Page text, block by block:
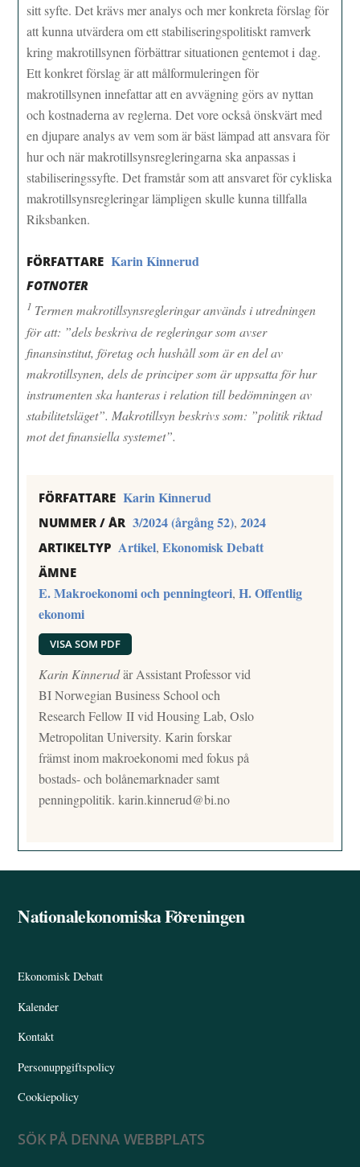
sitt syfte. Det krävs mer analys och mer konkreta förslag för
att kunna utvärdera om ett stabiliseringspolitiskt ramverk
kring makrotillsynen förbättrar situationen gentemot i dag.
Ett konkret förslag är att målformuleringen för
makrotillsynen innefattar att en avvägning görs av nyttan
och kostnaderna av reglerna. Det vore också önskvärt med
en djupare analys av vem som är bäst lämpad att ansvara för
hur och när makrotillsynsregleringarna ska anpassas i
stabiliseringssyfte. Det framstår som att ansvaret för cykliska
makrotillsynsregleringar lämpligen skulle kunna tillfalla
Riksbanken.
FÖRFATTARE Karin Kinnerud
FOTNOTER
1 Termen makrotillsynsregleringar används i utredningen
för att: ”dels beskriva de regleringar som avser
finansinstitut, företag och hushåll som är en del av
makrotillsynen, dels de principer som är uppsatta för hur
instrumenten ska hanteras i relation till bedömningen av
stabilitetsläget”. Makrotillsyn beskrivs som: ”politik riktad
mot det finansiella systemet”.
FÖRFATTARE Karin Kinnerud
NUMMER / ÅR 3/2024 (årgång 52),2024
ARTIKELTYP Artikel,Ekonomisk Debatt
ÄMNE
E. Makroekonomi och penningteori,H. Offentlig
ekonomi
VISA SOM PDF
Karin Kinnerudär Assistant Professor vid
BI Norwegian Business School och
Research Fellow II vid Housing Lab, Oslo
Metropolitan University. Karin forskar
främst inom makroekonomi med fokus på
bostads- och bolånemarknader samt
penningpolitik.karin.kinnerud@bi.no
Back
Nationalekonomiska Föreningen
Ekonomisk Debatt
Kalender
Kontakt
Personuppgiftspolicy
Cookiepolicy
SÖK PÅ DENNA WEBBPLATS